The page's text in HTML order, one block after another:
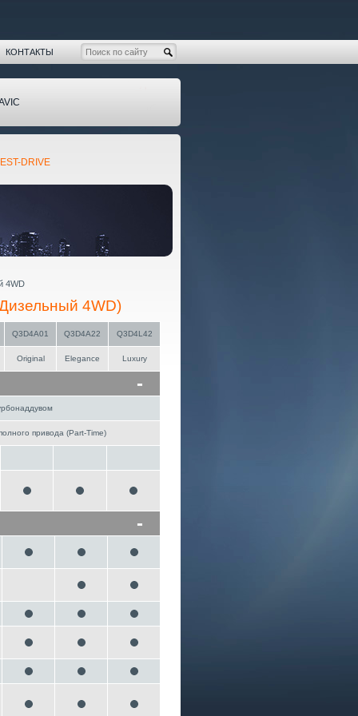
4WD)
Q3D4A01 Q3D4A22 Q3D4L42
Original Elegance Luxury
-
привода (Part-Time)
-
4WD
DRIVE
КОНТАКТЫ